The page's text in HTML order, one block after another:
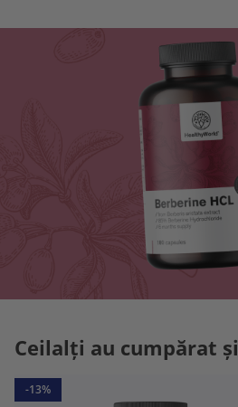
Ceilalți au cumpărat și
-13%